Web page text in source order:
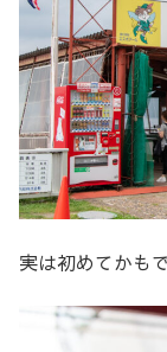
実は初めてかもで